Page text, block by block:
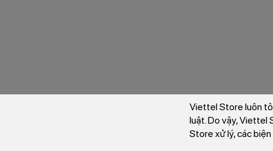
Viettel Store luôn
luật. Do vậy, Viettel
Store xử lý, các